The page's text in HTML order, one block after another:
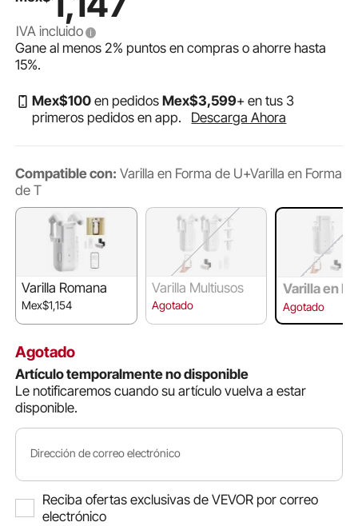
IVA incluido
Gane al menos2% puntos en compras o ahorre hasta
15%.
Mex$100 en pedidosMex$3,599+ en tus 3
primeros pedidos en app.
Descarga Ahora
Compatible con: Varilla en Forma de U+Varilla en Forma
de T
Varilla Romana
Mex$1,154
Varilla Multiusos
Agotado
Varilla en
de U+Varilla
orma de T
Agotado
Agotado
Artículo temporalmente no disponible
Le notificaremos cuando su artículo vuelva a estar
disponible.
Dirección de correo electrónico
Reciba ofertas exclusivas de VEVOR por correo
electrónico